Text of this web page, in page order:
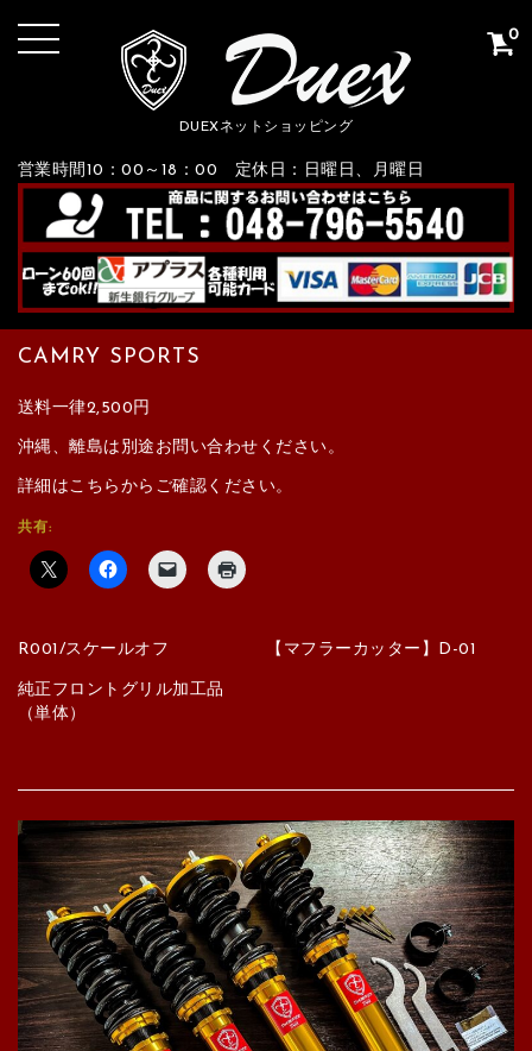
DUEXネットショッピング
営業時間10：00～18：00 定休日：日曜日、月曜日
0
CAMRY SPORTS
送料一律2,500円
沖縄、離島は別途お問い合わせください。
詳細はこちらからご確認ください。
共有:
R001/スケールオフ 【マフラーカッター】D-01
純正フロントグリル加工品
（単体）